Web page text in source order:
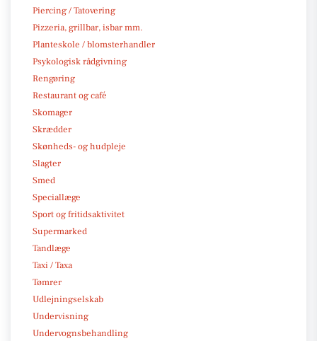
Piercing / Tatovering
Pizzeria, grillbar, isbar mm.
Planteskole / blomsterhandler
Psykologisk rådgivning
Rengøring
Restaurant og café
Skomager
Skrædder
Skønheds- og hudpleje
Slagter
Smed
Speciallæge
Sport og fritidsaktivitet
Supermarked
Tandlæge
Taxi / Taxa
Tømrer
Udlejningselskab
Undervisning
Undervognsbehandling